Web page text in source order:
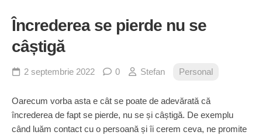
Încrederea se pierde nu se
câștigă
2 septembrie 2022 0 Stefan Personal
Oarecum vorba asta e cât se poate de adevărată că
încrederea de fapt se pierde, nu se și câștigă. De exemplu
când luăm contact cu o persoană și îi cerem ceva, ne promite